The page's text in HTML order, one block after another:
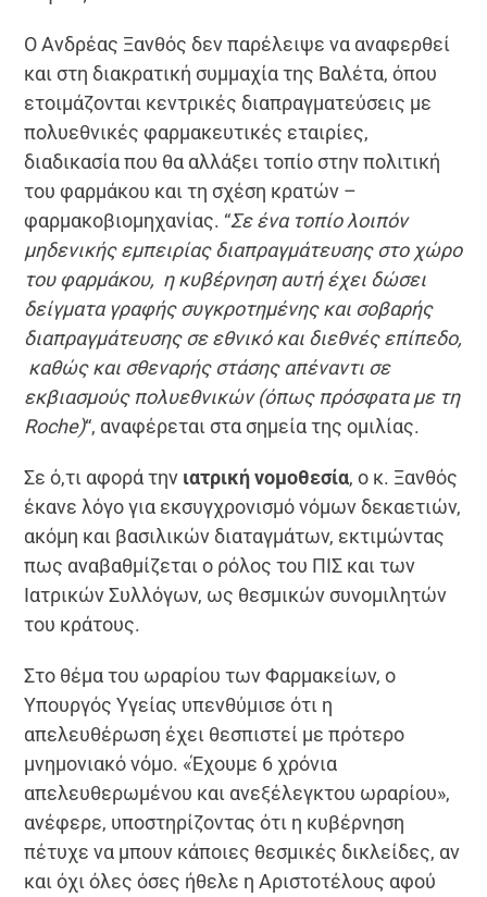
Ο Ανδρέας Ξανθός δεν παρέλειψε να αναφερθεί
και στη διακρατική συμμαχία της Βαλέτα, όπου
ετοιμάζονται κεντρικές διαπραγματεύσεις με
πολυεθνικές φαρμακευτικές εταιρίες,
διαδικασία που θα αλλάξει τοπίο στην πολιτική
του φαρμάκου και τη σχέση κρατών –
φαρμακοβιομηχανίας. “Σε ένα τοπίο λοιπόν
μηδενικής εμπειρίας διαπραγμάτευσης στο χώρο
του φαρμάκου, η κυβέρνηση αυτή έχει δώσει
δείγματα γραφής συγκροτημένης και σοβαρής
διαπραγμάτευσης σε εθνικό και διεθνές επίπεδο,
καθώς και σθεναρής στάσης απέναντι σε
εκβιασμούς πολυεθνικών (όπως πρόσφατα με τη
Roche)“, αναφέρεται στα σημεία της ομιλίας.
Σε ό,τι αφορά την ιατρική νομοθεσία, ο κ. Ξανθός
έκανε λόγο για εκσυγχρονισμό νόμων δεκαετιών,
ακόμη και βασιλικών διαταγμάτων, εκτιμώντας
πως αναβαθμίζεται ο ρόλος του ΠΙΣ και των
Ιατρικών Συλλόγων, ως θεσμικών συνομιλητών
του κράτους.
Στο θέμα του ωραρίου των Φαρμακείων, ο
Υπουργός Υγείας υπενθύμισε ότι η
απελευθέρωση έχει θεσπιστεί με πρότερο
μνημονιακό νόμο. «Έχουμε 6 χρόνια
απελευθερωμένου και ανεξέλεγκτου ωραρίου»,
ανέφερε, υποστηρίζοντας ότι η κυβέρνηση
πέτυχε να μπουν κάποιες θεσμικές δικλείδες, αν
και όχι όλες όσες ήθελε η Αριστοτέλους αφού